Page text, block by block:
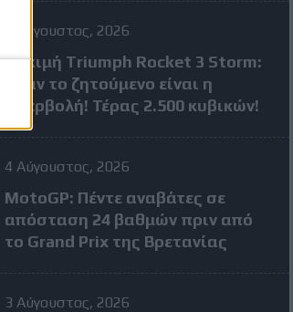
4 Αύγουστος, 2026
Δοκιμή Triumph Rocket 3 Storm:
Όταν το ζητούμενο είναι η
υπερβολή! Τέρας 2.500 κυβικών!
4 Αύγουστος, 2026
MotoGP: Πέντε αναβάτες σε
απόσταση 24 βαθμών πριν από
το Grand Prix της Βρετανίας
3 Αύγουστος, 2026